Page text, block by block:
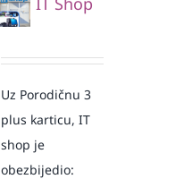
Uz Porodičnu 3
plus karticu, IT
shop je
obezbijedio: